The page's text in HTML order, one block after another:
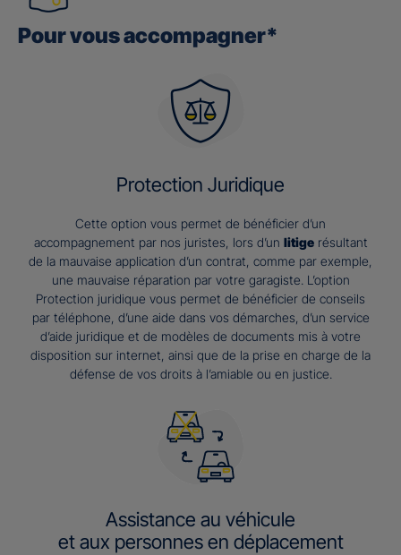
Pour vous accompagner*
Protection Juridique
Cette option vous permet de bénéficier d’un
accompagnement par nos juristes, lors d’un litigerésultant
de la mauvaise application d’un contrat, comme par exemple,
une mauvaise réparation par votre garagiste. L’option
Protection juridique vous permet de bénéficier de conseils
par téléphone, d’une aide dans vos démarches, d’un service
d’aide juridique et de modèles de documents mis à votre
disposition sur internet, ainsi que de la prise en charge de la
défense de vos droits à l’amiable ou en justice.
Assistance au véhicule
et aux personnes en déplacement